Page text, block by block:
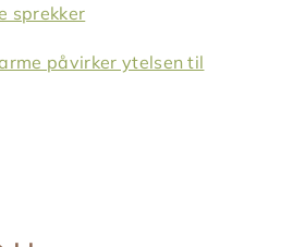
sprekker
påvirker ytelsen til